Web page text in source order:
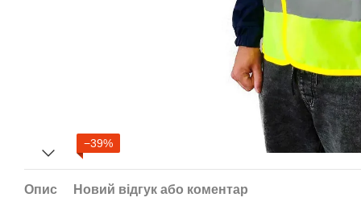
−39%
Опис Новий відгук або коментар